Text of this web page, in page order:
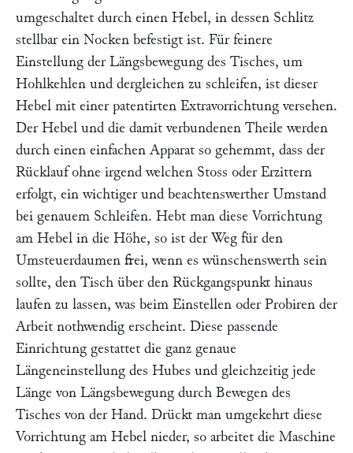
umgeschaltet durch einen Hebel, in dessen Schlitz
stellbar ein Nocken befestigt ist. Für feinere
Einstellung der Längsbewegung des Tisches, um
Hohlkehlen und dergleichen zu schleifen, ist dieser
Hebel mit einer patentirten Extravorrichtung versehen.
Der Hebel und die damit verbundenen Theile werden
durch einen einfachen Apparat so gehemmt, dass der
Rücklauf ohne irgend welchen Stoss oder Erzittern
erfolgt, ein wichtiger und beachtenswerther Umstand
bei genauem Schleifen. Hebt man diese Vorrichtung
am Hebel in die Höhe, so ist der Weg für den
Umsteuerdaumen frei, wenn es wünschenswerth sein
sollte, den Tisch über den Rückgangspunkt hinaus
laufen zu lassen, was beim Einstellen oder Probiren der
Arbeit nothwendig erscheint. Diese passende
Einrichtung gestattet die ganz genaue
Längeneinstellung des Hubes und gleichzeitig jede
Länge von Längsbewegung durch Bewegen des
Tisches von der Hand. Drückt man umgekehrt diese
Vorrichtung am Hebel nieder, so arbeitet die Maschine